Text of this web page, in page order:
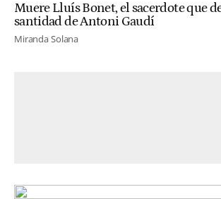
Muere Lluís Bonet, el sacerdote que
santidad de Antoni Gaudí
Miranda Solana